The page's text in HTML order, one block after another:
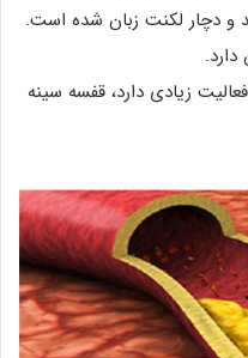
و دچار لکنت زبان شده است.
زیادی دارد، قفسه سینه